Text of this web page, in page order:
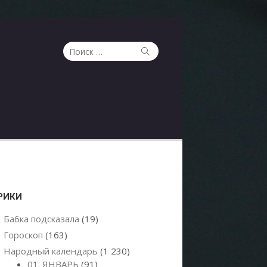
Поиск
по:
Поиск
Бабка подсказала (19)
Гороскоп (163)
Народный календарь (1 230)
01. ЯНВАРЬ (91)